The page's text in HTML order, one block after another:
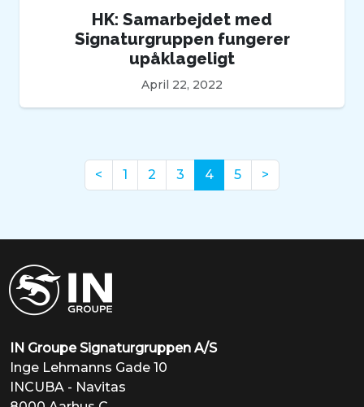
HK: Samarbejdet med
Signaturgruppen fungerer
upåklageligt
April 22, 2022
< 1 2 3 4(nuværende)
5 >
IN Groupe Signaturgruppen A/S
Inge Lehmanns Gade 10
INCUBA - Navitas